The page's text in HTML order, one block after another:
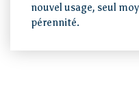
nouvel usage, seul
pérennité.